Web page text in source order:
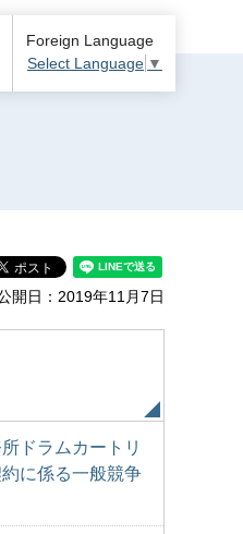
Foreign Language
Select Language ▼
開日：2019年11月7日
ドラムカートリ
に係る一般競争